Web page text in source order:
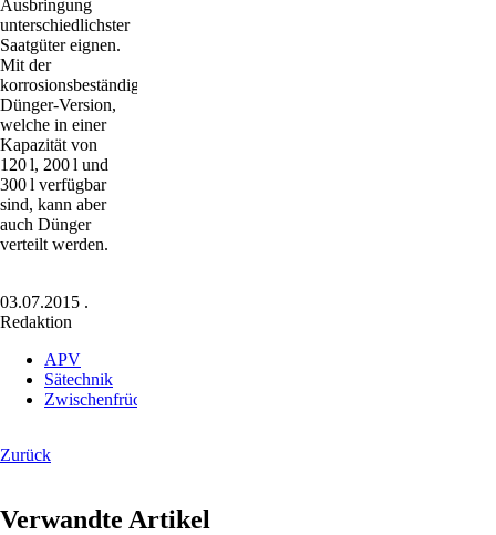
Ausbringung
unterschiedlichster
Saatgüter eignen.
Mit der
korrosionsbeständigen
Dünger-Version,
welche in einer
Kapazität von
120 l, 200 l und
300 l verfügbar
sind, kann aber
auch Dünger
verteilt werden.
03.07.2015 .
Redaktion
APV
Sätechnik
Zwischenfrüchte
Zurück
Verwandte Artikel